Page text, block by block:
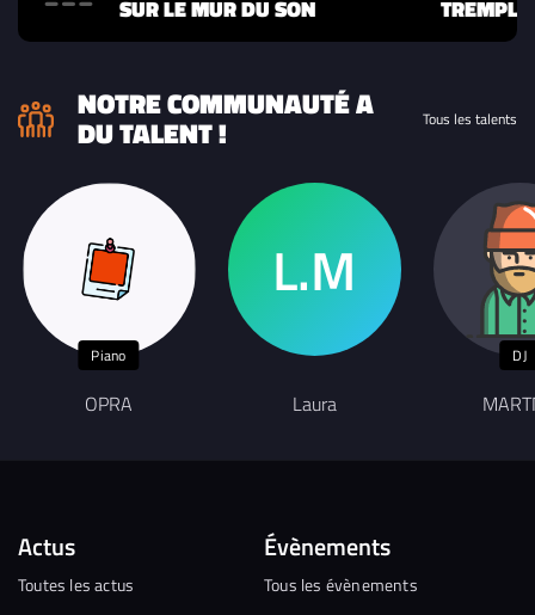
SUR LE MUR DU SON
NOTRE COMMUNAUTÉ A
DU TALENT ! Tous les talents
Piano
OPRA Laura
DJ
Actus
Toutes les actus
Évènements
Tous les évènements